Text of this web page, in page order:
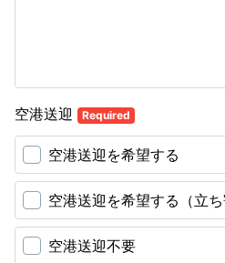
空港送迎 Required
空港送迎を希望する
空港送迎を希望する（立ち
空港送迎不要